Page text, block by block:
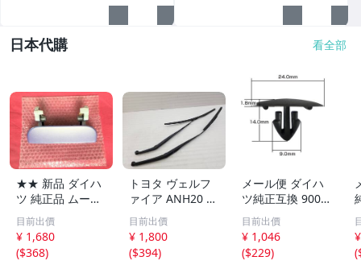
日本代購 看全部
★★ 新品 ダイハ
ツ 純正品 ムーヴ
L150S L152S L16
0S リアゲート バ
ックドア トラン
ク 後ろ ドアノブ
目前出價
¥ 1,680
($368)
トヨタ ヴェルフ
ァイア ANH20 A
NH25 純正 ワイ
パーアーム 左右
セット [D98 CW-
35]
目前出價
¥ 1,800
($394)
メール便 ダイハ
ツ純正互換 9004
4-68280同等 フ
ードインシュレー
ター スクリュー
グロメット クリ
目前出價
¥ 1,046
($229)
(